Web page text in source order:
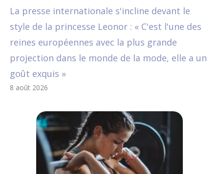
La presse internationale s'incline devant le
style de la princesse Leonor : « C'est l'une des
reines européennes avec la plus grande
projection dans le monde de la mode, elle a un
goût exquis »
8 août 2026